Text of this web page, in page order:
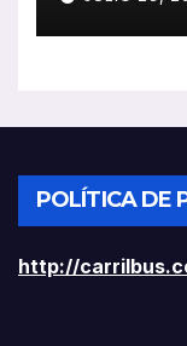
ligeros
POLÍTICA DE
http://